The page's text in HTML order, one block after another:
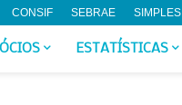
CONSIF SEBRAE SIMPLES
ESTATÍSTICAS